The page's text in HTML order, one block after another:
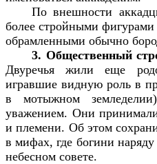
По внешности
более стройными
обрамленными обычно
3. Общественный
Двуречья жили еще
игравшие видную роль в
в мотыжном
уважением. Они
и племени. Об этом
в мифах, где богини
небесном совете.